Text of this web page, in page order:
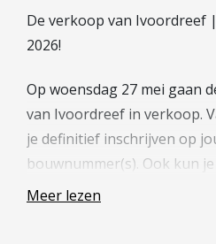
Contact
Leer ons kennen
Over Ons
Ons Team
Vacatures
FAQ
De verkoop van Ivoordreef
2026!
Op woensdag 27 mei gaan
van Ivoordreef in verkoop.
je definitief inschrijven op
bouwnummer(s). Ook kun
komen op de Meet & Greet,
Meer lezen